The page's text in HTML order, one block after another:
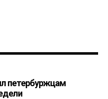
петербуржцам